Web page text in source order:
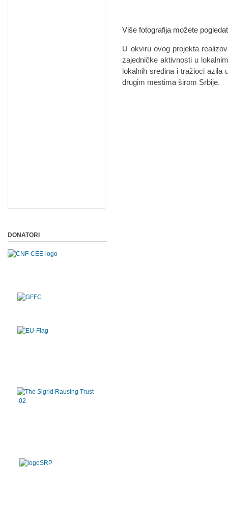
Više fotografija možete
U okviru ovog projekta
zajedničke aktivnosti u
lokalnih sredina i tražioci azila
drugim mestima širom Srbije.
DONATORI